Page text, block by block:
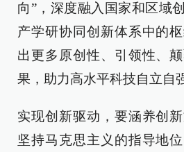
向”，深度融入国家和区域
产学研协同创新体系中的
出更多原创性、引领性、
果，助力高水平科技自立自
实现创新驱动，要涵养创
坚持马克思主义的指导地